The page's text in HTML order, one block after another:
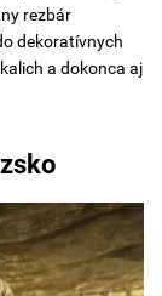
rezbár
dekoratívnych
a dokonca aj